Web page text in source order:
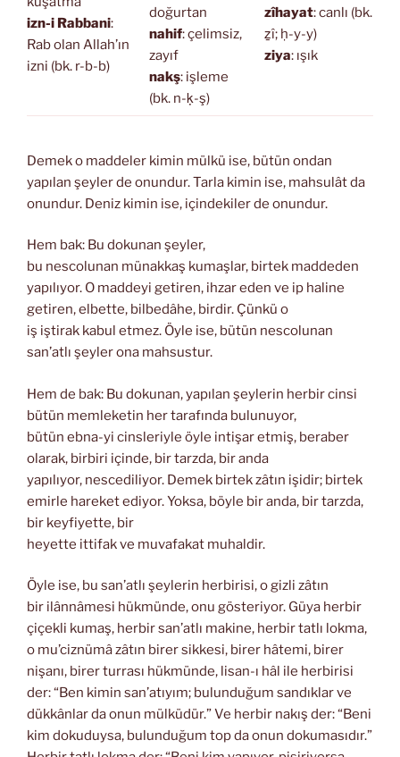
izn-i Rabbani:
Rab olan Allah’ın
izni (bk. r-b-b)
doğurtan
nahif: çelimsiz,
zayıf
nakş: işleme
(bk. n-ḳ-ş)
zîhayat: canlı (bk.
ẕî; ḥ-y-y)
ziya: ışık
Demek o maddeler kimin mülkü ise, bütün ondan
yapılan şeyler de onundur. Tarla kimin ise, mahsulât da
onundur. Deniz kimin ise, içindekiler de onundur.
Hem bak: Bu dokunan şeyler,
bu nescolunan münakkaş kumaşlar, birtek maddeden
yapılıyor. O maddeyi getiren, ihzar eden ve ip haline
getiren, elbette, bilbedâhe, birdir. Çünkü o
iş iştirak kabul etmez. Öyle ise, bütün nescolunan
san’atlı şeyler ona mahsustur.
Hem de bak: Bu dokunan, yapılan şeylerin herbir cinsi
bütün memleketin her tarafında bulunuyor,
bütün ebna-yi cinsleriyle öyle intişar etmiş, beraber
olarak, birbiri içinde, bir tarzda, bir anda
yapılıyor, nescediliyor. Demek birtek zâtın işidir; birtek
emirle hareket ediyor. Yoksa, böyle bir anda, bir tarzda,
bir keyfiyette, bir
heyette ittifak ve muvafakat muhaldir.
Öyle ise, bu san’atlı şeylerin herbirisi, o gizli zâtın
bir ilânnâmesi hükmünde, onu gösteriyor. Güya herbir
çiçekli kumaş, herbir san’atlı makine, herbir tatlı lokma,
o mu’ciznümâ zâtın birer sikkesi, birer hâtemi, birer
nişanı, birer turrası hükmünde, lisan-ı hâl ile herbirisi
der: “Ben kimin san’atıyım; bulunduğum sandıklar ve
dükkânlar da onun mülküdür.” Ve herbir nakış der: “Beni
kim dokuduysa, bulunduğum top da onun dokumasıdır.”